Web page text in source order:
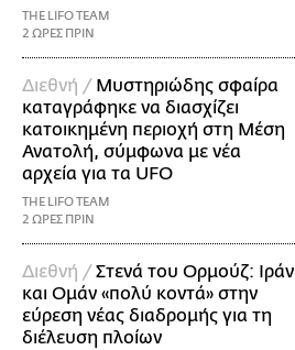
THE LIFO TEAM
2 ΩΡΕΣ ΠΡΙΝ
Διεθνή / Μυστηριώδης σφαίρα
καταγράφηκε να διασχίζει
κατοικημένη περιοχή στη Μέση
Ανατολή, σύμφωνα με νέα
αρχεία για τα UFO
THE LIFO TEAM
2 ΩΡΕΣ ΠΡΙΝ
Διεθνή / Στενά του Ορμούζ: Ιράν
και Ομάν «πολύ κοντά» στην
εύρεση νέας διαδρομής για τη
διέλευση πλοίων